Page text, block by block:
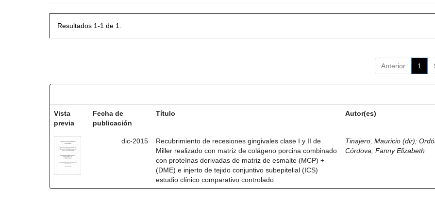
Resultados 1-1 de 1.
Anterior 1
Vista
previa
Fecha de
publicación
Título Autor(es)
dic-2015
Recubrimiento de recesiones gingivales clase I y II de
Miller realizado con matriz de colágeno porcina combinado
con proteínas derivadas de matriz de esmalte (MCP) +
(DME) e injerto de tejido conjuntivo subepitelial (ICS)
estudio clínico comparativo controlado
Tinajero, Mauricio (dir);
Córdova, Fanny Elizabeth